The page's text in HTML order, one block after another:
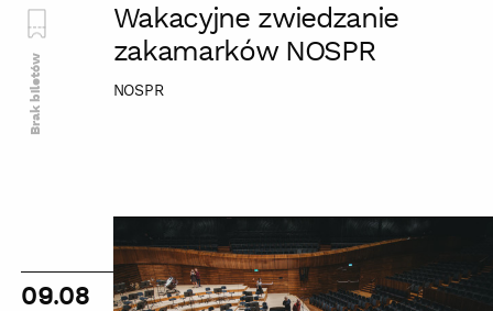
Wakacyjne zwiedzanie
zakamarków NOSPR
NOSPR
Brak biletów
zwiedzanie
zakamarków
09.08